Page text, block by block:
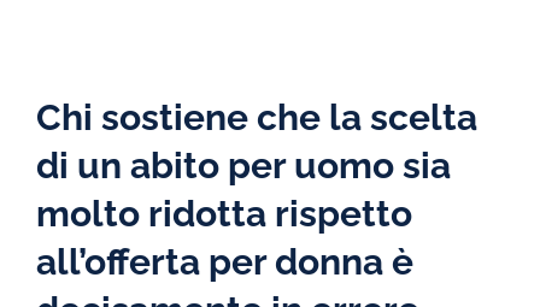
Chi sostiene che la scelta
di un abito per uomo sia
molto ridotta rispetto
all’offerta per donna è